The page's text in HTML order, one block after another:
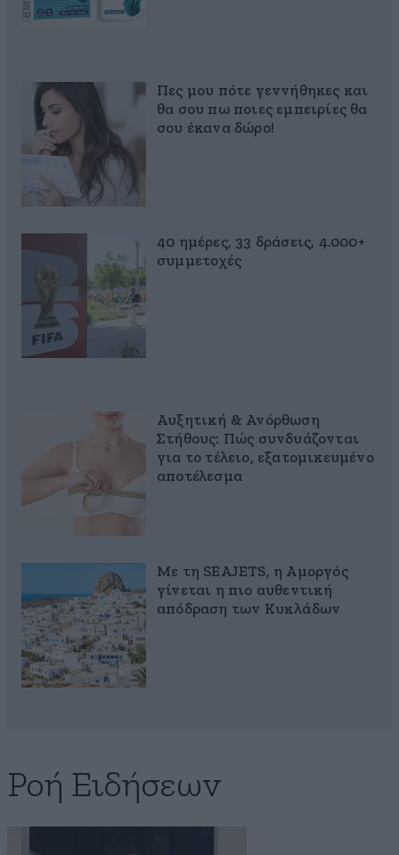
Πες μου πότε γεννήθηκες και
θα σου πω ποιες εμπειρίες θα
σου έκανα δώρο!
40 ημέρες, 33 δράσεις, 4.000+
συμμετοχές
Αυξητική & Ανόρθωση
Στήθους: Πώς συνδυάζονται
για το τέλειο, εξατομικευμένο
αποτέλεσμα
Με τη SEAJETS, η Αμοργός
γίνεται η πιο αυθεντική
απόδραση των Κυκλάδων
Ροή Ειδήσεων